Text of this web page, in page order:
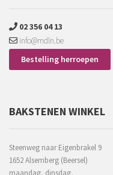
02 356 04 13
info@mdln.be
Bestelling herroepen
BAKSTENEN WINKEL
Steenweg naar Eigenbrakel 9
1652 Alsemberg (Beersel)
maandag, dinsdag,